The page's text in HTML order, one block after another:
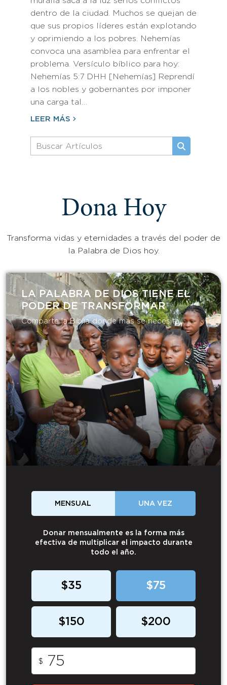
dentro de la ciudad. Muchos se quejan de
que sus propios líderes están explotando
y oprimiendo a los pobres. Nehemías
convoca una asamblea para enfrentar el
problema. Versículo bíblico para hoy:
Nehemías 5:7 DHH [Nehemías] Reprendí
a los nobles y gobernantes por imponer
una carga tal…
LEER MÁS
Dona Hoy
Transforma vidas y eternidades a través del poder de
la Palabra de Dios hoy.
LA PALABRA DE DIOS TIENE EL
PODER DE TRANSFORMAR​
Comparte la Biblia donde más se necesita.
MENSUAL UNA VEZ
Donar mensualmente es la forma más
efectiva de multiplicar el impacto durante
todo el año.
$35 $75
$150 $200
$